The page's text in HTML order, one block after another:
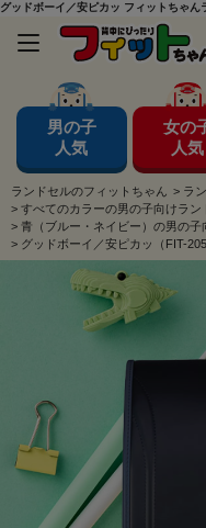
グッドボーイ／安ピカッ フィットちゃ
男の子
人気
女の
人気
ランドセルのフィットちゃん > ラ
> すべてのカラーの男の子向けラン
> 青（ブルー・ネイビー）の男の子
> グッドボーイ／安ピカッ（FIT-